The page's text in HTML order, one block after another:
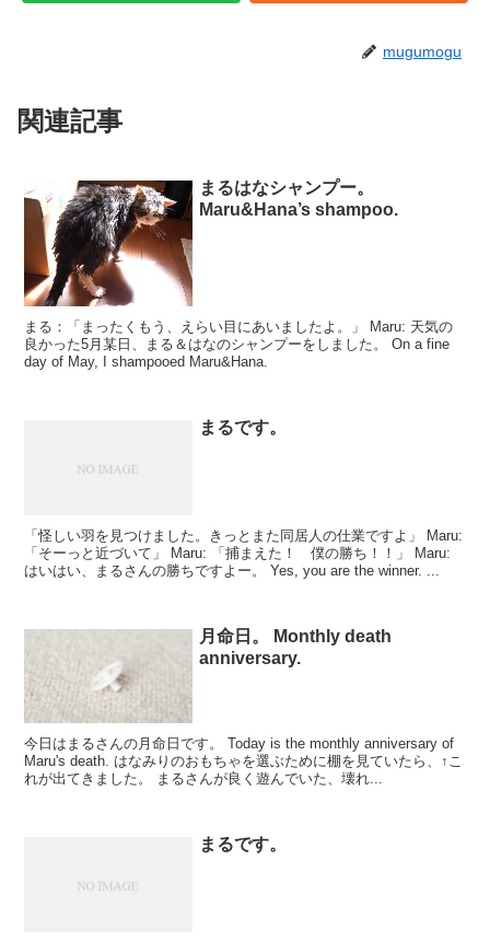
mugumogu
関連記事
まるはなシャンプー。
Maru&Hana’s shampoo.
まる：「まったくもう、えらい目にあいましたよ。」 Maru: 天気の
良かった5月某日、まる＆はなのシャンプーをしました。 On a fine
day of May, I shampooed Maru&Hana.
まるです。
「怪しい羽を見つけました。きっとまた同居人の仕業ですよ」 Maru:
「そーっと近づいて」 Maru: 「捕まえた！ 僕の勝ち！！」 Maru:
はいはい、まるさんの勝ちですよー。 Yes, you are the winner. ...
月命日。 Monthly death
anniversary.
今日はまるさんの月命日です。 Today is the monthly anniversary of
Maru's death. はなみりのおもちゃを選ぶために棚を見ていたら、↑こ
れが出てきました。 まるさんが良く遊んでいた、壊れ...
まるです。